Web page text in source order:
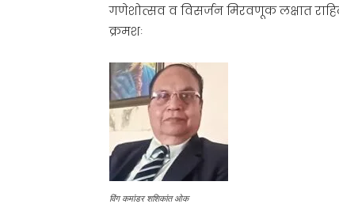
गणेशोत्सव व विसर्जन मिरवणूक लक्षात
क्रमशः
विंग कमांडर शशिकांत ओक